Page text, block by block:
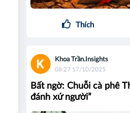
Thích
Khoa Trần.Insights
08:27 17/10/2025
Bất ngờ: Chuỗi cà phê
đánh xứ người”